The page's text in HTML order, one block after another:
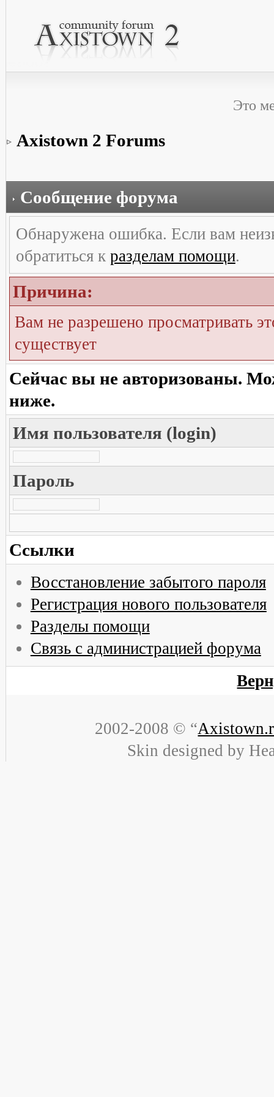
Это
Axistown 2 Forums
Сообщение форума
Обнаружена ошибка. Если вам
обратиться к разделам помощи.
Причина:
Вам не разрешено просматривать
существует
Сейчас вы не авторизованы.
ниже.
Имя пользователя (login)
Пароль
Ссылки
Восстановление забытого пароля
Регистрация нового пользователя
Разделы помощи
Связь с администрацией форума
2002-2008 © “
Skin designed by